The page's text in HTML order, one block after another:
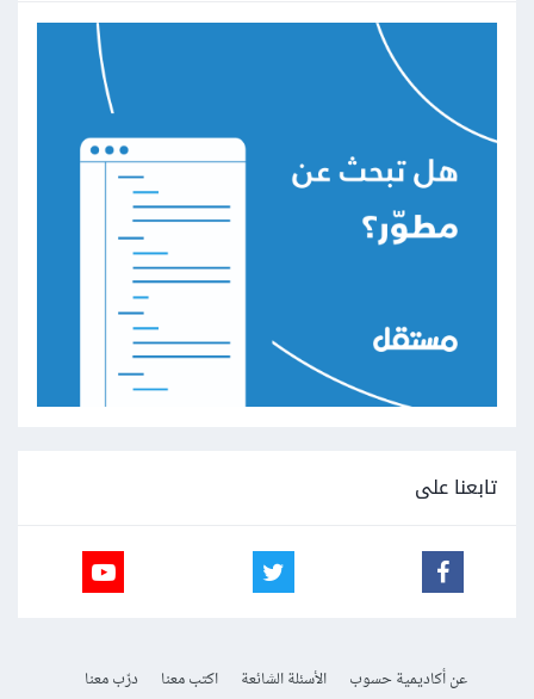
تابعنا على
عن أكاديمية حسوب الأسئلة الشائعة اكتب معنا
درّب معنا